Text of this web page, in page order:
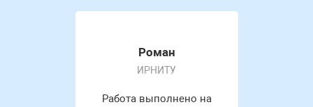
Роман
ИРНИТУ
Работа выполнено на